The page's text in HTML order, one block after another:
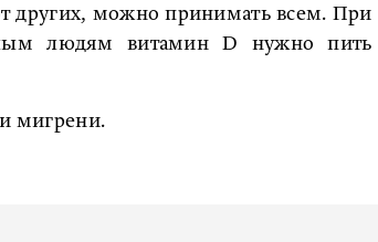
других, можно принимать всем. При
людям витамин D нужно пить
мигрени.